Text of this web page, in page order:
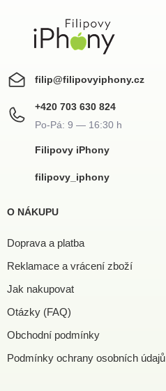
filip@filipovyiphony.cz
+420 703 630 824
Filipovy iPhony
filipovy_iphony
O NÁKUPU
Doprava a platba
Reklamace a vrácení zboží
Jak nakupovat
Otázky (FAQ)
Obchodní podmínky
Podmínky ochrany osobních údajů